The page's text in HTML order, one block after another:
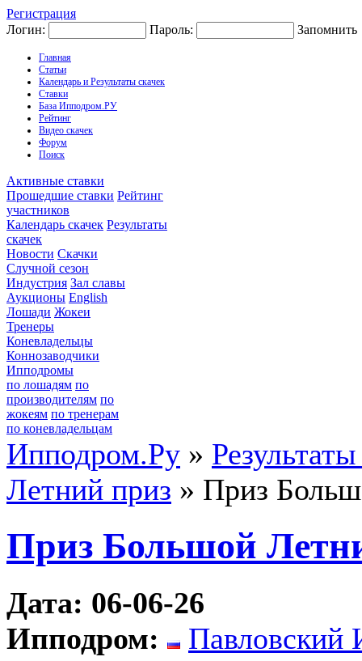
Регистрация
Логин:
Пароль: Запомнить
Главная
Статьи
Календарь и Результаты скачек
Ставки
База Ипподром.РУ
Рейтинг
Видео скачек
Форум
Поиск
Активные ставки
Прошедшие ставки Рейтинг
участников
Календарь скачек Результаты
скачек
Новости Скачки
Случной сезон
Индустрия Зал славы
Аукционы English
Лошади Жокеи
Тренеры
Коневладельцы
Коннозаводчики
Ипподромы
по лошадям по
производителям по
жокеям по тренерам
по коневладельцам
Ипподром.Ру »
Летний приз » Приз
Приз Большой
Дата: 06-06-26
Ипподром:
Павловский